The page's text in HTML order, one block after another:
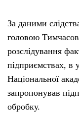
За даними
головою
розслідування
підприємствах, в
Національної
запропонував
обробку.